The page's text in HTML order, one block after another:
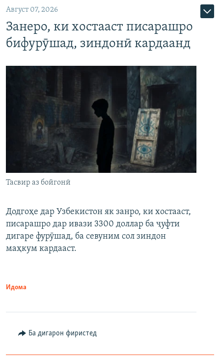
Август 07, 2026
Занеро, ки хостааст писарашро
бифурӯшад, зиндонӣ кардаанд
Тасвир аз бойгонӣ
Додгоҳе дар Узбекистон як занро, ки хостааст,
писарашро дар ивази 3300 доллар ба ҷуфти
дигаре фурӯшад, ба севуним сол зиндон
маҳкум кардааст.
Идома
Ба дигарон фиристед